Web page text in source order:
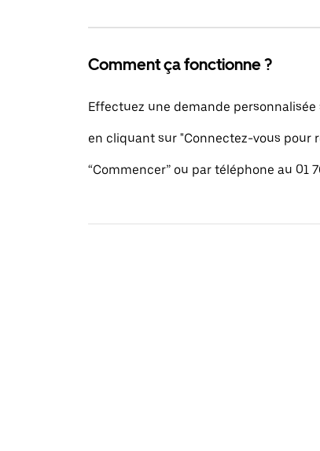
Comment ça fonctionne ?
Effectuez une demande
en cliquant sur "Connectez-vous pour
“Commencer” ou par téléphone au 01